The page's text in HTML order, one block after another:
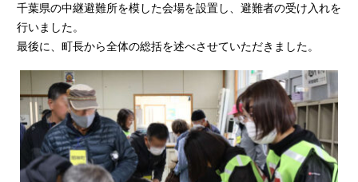
千葉県の中継避難所を模した会場を設置し、避難者の受け入れを
行いました。
最後に、町長から全体の総括を述べさせていただきました。